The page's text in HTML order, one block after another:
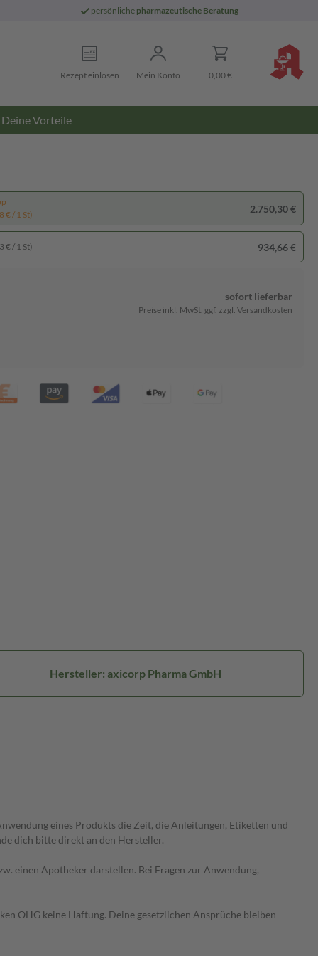
persönliche pharmazeutische Beratung
Rezept einlösen Mein Konto 0,00 €
Deine Vorteile
€ / 1 St)
2.750,30 €
€ / 1 St) 934,66 €
sofort lieferbar
Preise inkl. MwSt. ggf. zzgl. Versandkosten
Hersteller: axicorp Pharma GmbH
eines Produkts die Zeit, die Anleitungen, Etiketten und
dich bitte direkt an den Hersteller.
einen Apotheker darstellen. Bei Fragen zur Anwendung,
OHG keine Haftung. Deine gesetzlichen Ansprüche bleiben